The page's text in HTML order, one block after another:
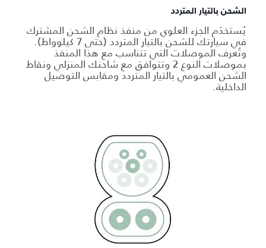
الشحن بالتيار المتردد
يُستخدَم الجزء العلوي من منفذ نظام الشحن المشترك
في سيارتك للشحن بالتيار المتردد (حتى 7 كيلوواط).
وتُعرف الموصلات التي تتناسب مع هذا المنفذ
بموصلات النوع 2 وتتوافق مع شاحنك المنزلي ونقاط
الشحن العمومي بالتيار المتردد ومقابس التوصيل
الداخلية.